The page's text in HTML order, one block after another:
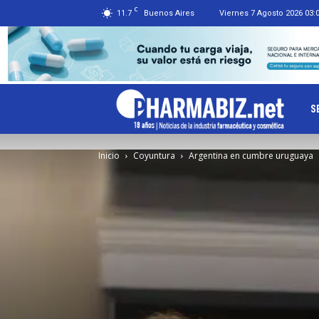
11.7 C Buenos Aires Viernes 7 Agosto 2026
Inicio Coyuntura Argentina en cumbre uruguaya